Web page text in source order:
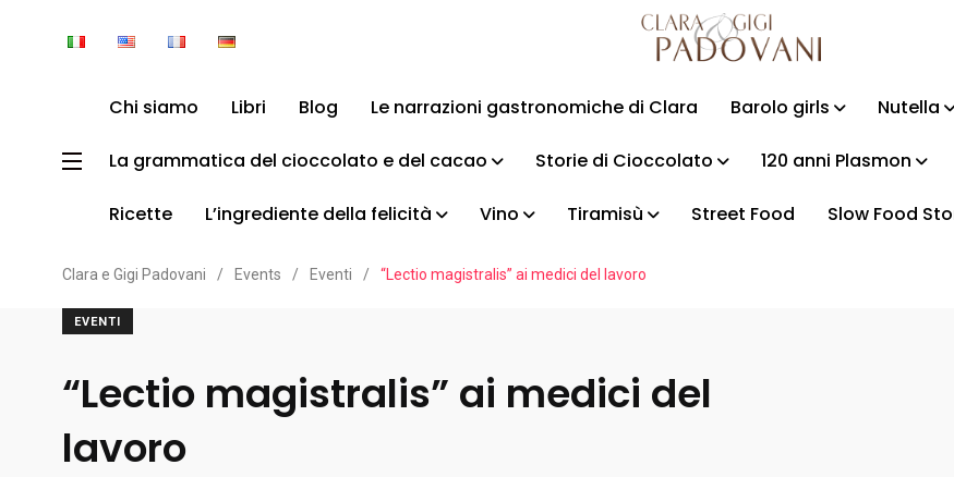
Chi siamo Libri Blog Le narrazioni gastronomiche di Clara Barolo girls Nutella
La grammatica del cioccolato e del cacao Storie di Cioccolato 120 anni Plasmon
Ricette L’ingrediente della felicità Vino Tiramisù Street Food Slow Food
Clara e Gigi Padovani / Events / Eventi / “Lectio magistralis” ai medici del lavoro
EVENTI
“Lectio magistralis” ai medici del
lavoro